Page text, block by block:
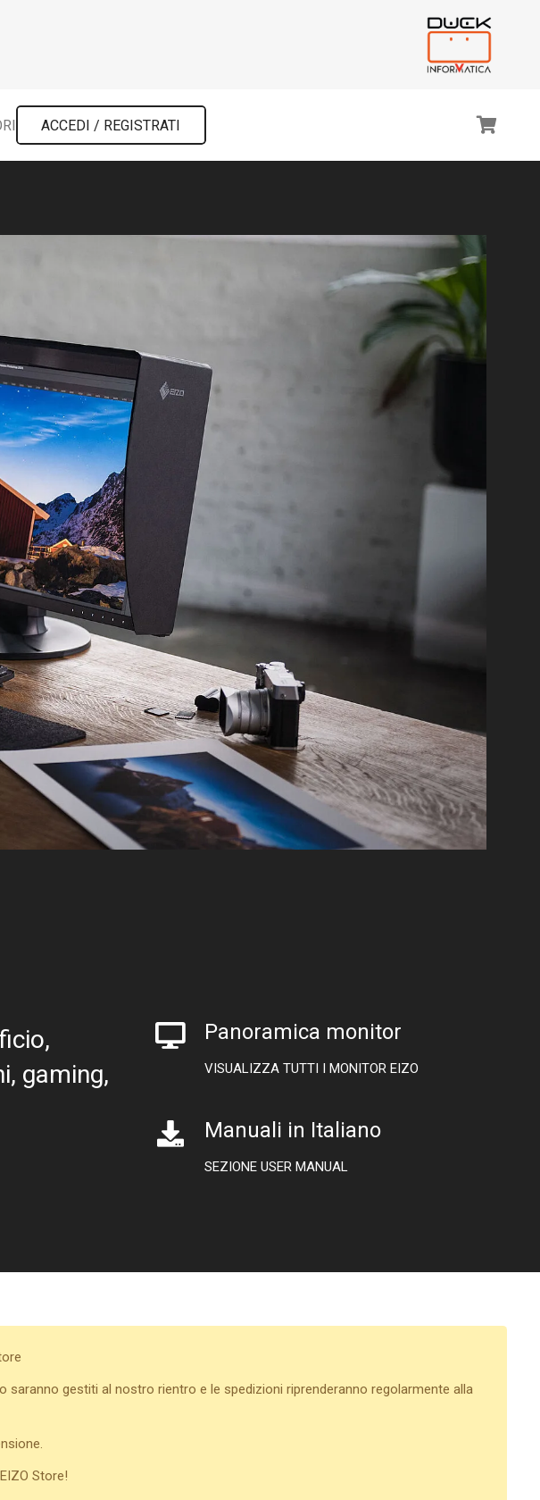
ACCEDI / REGISTRATI
gaming,
Panoramica monitor
VISUALIZZA TUTTI I MONITOR EIZO
Manuali in Italiano
SEZIONE USER MANUAL
gestiti al nostro rientro e le spedizioni riprenderanno regolarmente alla
Store!